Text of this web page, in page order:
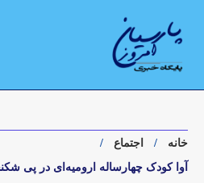
خانه
اجتماع
آوا کودک چهارساله ارومیه‌ای در پی